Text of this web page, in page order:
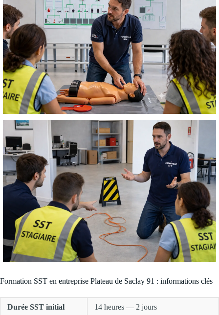
Formation SST en entreprise Plateau de Saclay 91 : informations clés
Durée SST initial 14 heures — 2 jours